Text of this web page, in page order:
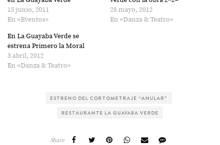
15 junio, 2011
En «Eventos»
28 mayo, 2012
En «Danza & Teatro»
En La Guayaba Verde se
estrena Primero la Moral
3 abril, 2012
En «Danza & Teatro»
ESTRENO DEL CORTOMETRAJE “ANULAR”
RESTAURANTE LA GUAYABA VERDE
Share